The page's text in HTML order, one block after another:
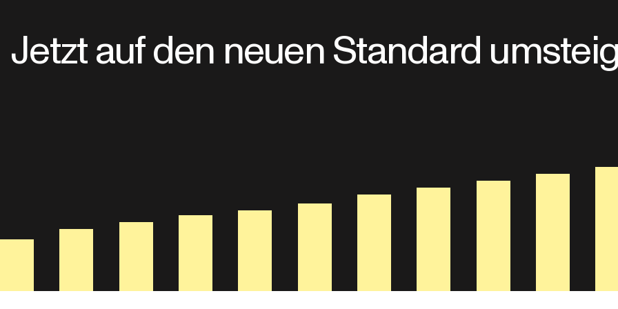
Jetzt auf den neuen Standard